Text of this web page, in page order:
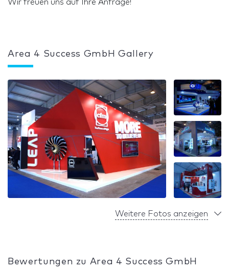
Wir freuen uns auf Ihre Anfrage!
Area 4 Success GmbH Gallery
Weitere Fotos anzeigen
Bewertungen zu Area 4 Success GmbH